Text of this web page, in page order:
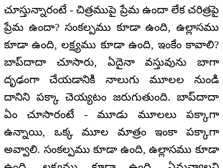
చూస్తున్నారంటే - చిత్రముపై ప్రేమ ఉందా లేక చరిత్రపై
ప్రేమ ఉందా? సంకల్పము కూడా ఉంది, ఉల్లాసము
కూడా ఉంది, లక్ష్యము కూడా ఉంది, ఇంకేం కావాలి?
బాప్‌దాదా చూసారు, ఏదైనా వస్తువును బాగా
దృఢంగా చేయడానికి నాలుగు మూలల నుండి
దానిని పక్కా చెయ్యటం జరుగుతుంది. బాప్‌దాదా
ఏం చూసారంటే - మూడు మూలలు పక్కాగా
ఉన్నాయి, ఒక్క మూల మాత్రం ఇంకా పక్కాగా
అవ్వాలి. సంకల్పము కూడా ఉంది, ఉల్లాసము కూడా